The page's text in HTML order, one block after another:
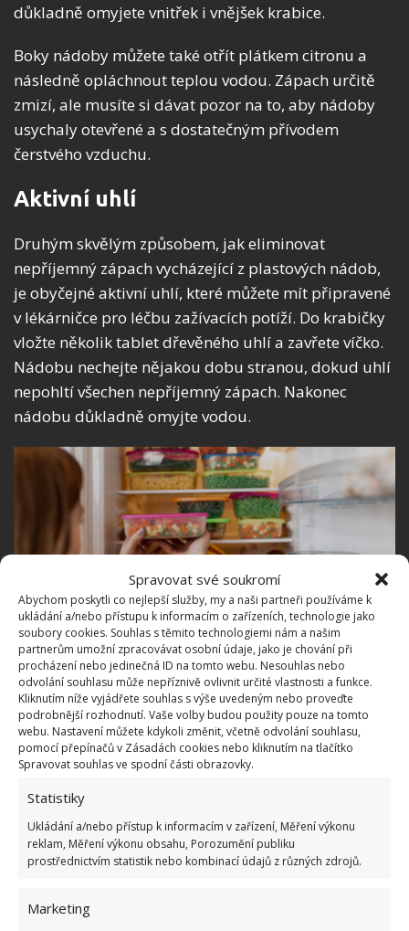
Spravovat své soukromí
Abychom poskytli co nejlepší služby, my a naši partneři používáme k
ukládání a/nebo přístupu k informacím o zařízeních, technologie jako
soubory cookies. Souhlas s těmito technologiemi nám a našim
partnerům umožní zpracovávat osobní údaje, jako je chování při
procházení nebo jedinečná ID na tomto webu. Nesouhlas nebo
odvolání souhlasu může nepříznivě ovlivnit určité vlastnosti a funkce.
Kliknutím níže vyjádřete souhlas s výše uvedeným nebo proveďte
podrobnější rozhodnutí. Vaše volby budou použity pouze na tomto
webu. Nastavení můžete kdykoli změnit, včetně odvolání souhlasu,
pomocí přepínačů v Zásadách cookies nebo kliknutím na tlačítko
Spravovat souhlas ve spodní části obrazovky.
Statistiky
Ukládání a/nebo přístup k informacím v zařízení, Měření výkonu
reklam, Měření výkonu obsahu, Porozumění publiku
prostřednictvím statistik nebo kombinací údajů z různých zdrojů.
Marketing
důkladně omyjete vnitřek i vnějšek krabice.
Boky nádoby můžete také otřít plátkem citronu a
následně opláchnout teplou vodou. Zápach určitě
zmizí, ale musíte si dávat pozor na to, aby nádoby
usychaly otevřené a s dostatečným přívodem
čerstvého vzduchu.
Aktivní uhlí
Druhým skvělým způsobem, jak eliminovat
nepříjemný zápach vycházející z plastových nádob,
je obyčejné aktivní uhlí, které můžete mít připravené
v lékárničce pro léčbu zažívacích potíží. Do krabičky
vložte několik tablet dřevěného uhlí a zavřete víčko.
Nádobu nechejte nějakou dobu stranou, dokud uhlí
nepohltí všechen nepříjemný zápach. Nakonec
nádobu důkladně omyjte vodou.
Fotografie: Pixabay
Kávová sedlina
Kávová sedlina také výborně pohlcuje nežádoucí
pachy podobně, jako to umí aktivní uhlí. Princip a
postup je stejný jako u aktivního uhlí. Stačí nasypat
kávovou sedlinu do plastové nádoby a zavřít víko. Po
několika hodinách by měl nepříjemný zápach
zmizet.
Prášek do pečiva a jedlá soda